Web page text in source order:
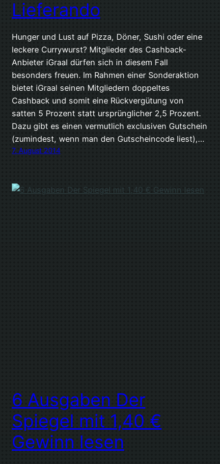
Lieferando
Hunger und Lust auf Pizza, Döner, Sushi oder eine
leckere Currywurst? Mitglieder des Cashback-
Anbieter iGraal dürfen sich in diesem Fall
besonders freuen. Im Rahmen einer Sonderaktion
bietet iGraal seinen Mitgliedern doppeltes
Cashback und somit eine Rückvergütung von
satten 5 Prozent statt ursprünglicher 2,5 Prozent.
Dazu gibt es einen vermutlich exclusiven Gutschein
(zumindest, wenn man den Gutscheincode liest),…
7. August 2014
6 Ausgaben Der
Spiegel mit 1,40 €
Gewinn lesen